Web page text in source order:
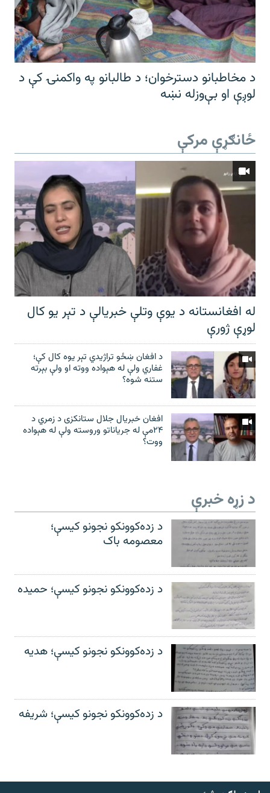
د مخاطبانو دسترخوان؛ د طالبانو په واکمنۍ کې د
لوږې او بې‌وزله نښه
ځانګړې مرکې
له افغانستانه د یوې وتلې خبریالې د تېر يو کال
لوړې ژورې
د افغان ښځو تراژیدي تېر یوه کال کې؛
غفاري ولې له هېواده ووته او ولې بېرته
ستنه شوه؟
افغان خبریال جلال ستانکزی د زمري د
۲۴مې له جریاناتو وروسته ولې له هېواده
ووت؟
د زړه خبرې
د زده‌کوونکو نجونو کیسې؛
معصومه باک
د زده‌کوونکو نجونو کیسې؛ حمیده
د زده‌کوونکو نجونو کیسې؛ هدیه
د زده‌کوونکو نجونو کیسې؛ شریفه